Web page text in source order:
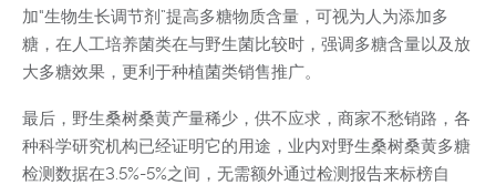
加“生物生长调节剂”提高多糖物质含量，可视为人为添加多
糖，在人工培养菌类在与野生菌比较时，强调多糖含量以及放
大多糖效果，更利于种植菌类销售推广。
最后，野生桑树桑黄产量稀少，供不应求，商家不愁销路，各
种科学研究机构已经证明它的用途，业内对野生桑树桑黄多糖
检测数据在3.5%-5%之间，无需额外通过检测报告来标榜自